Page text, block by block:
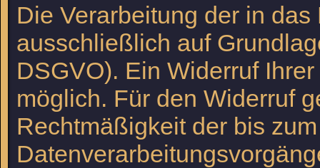
Die Verarbeitung der in
ausschließlich auf
DSGVO). Ein Widerruf
möglich. Für den Widerruf
Rechtmäßigkeit der bis